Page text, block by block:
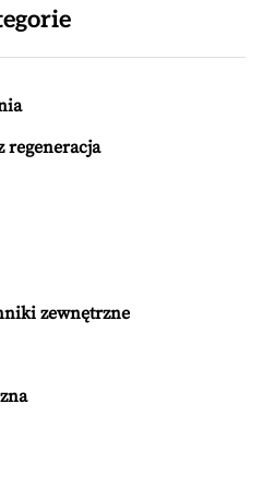
regeneracja
zewnętrzne